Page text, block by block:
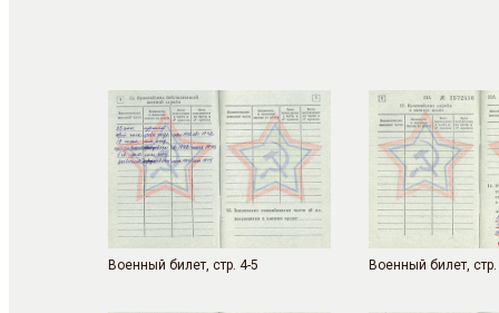
Военный билет, стр. 4-5 Военный билет, стр.